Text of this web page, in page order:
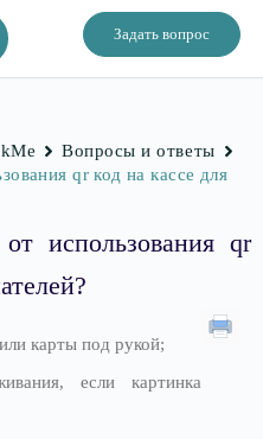
Задать вопрос
Вопросы и ответы
qr код на кассе для
использования qr
карты под рукой;
если картинка